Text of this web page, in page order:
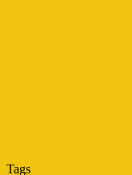
Tags